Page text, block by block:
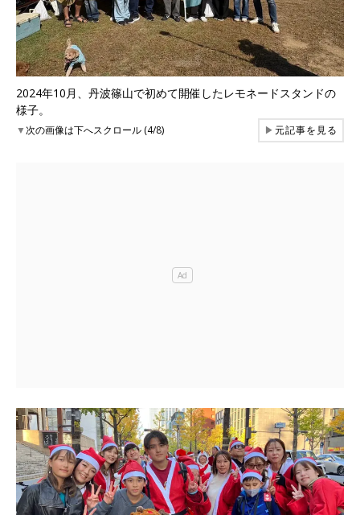
2024年10月、丹波篠山で初めて開催したレモネードスタンドの
様子。
▼次の画像は下へスクロール (4/8) ▶元記事を見る